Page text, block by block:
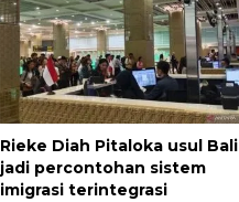
Rieke Diah Pitaloka usul Bali
jadi percontohan sistem
imigrasi terintegrasi